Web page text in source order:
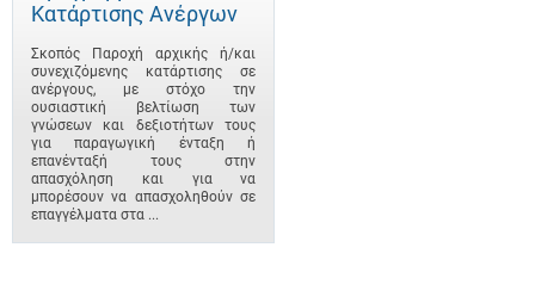
Κατάρτισης Ανέργων
Σκοπός Παροχή αρχικής ή/και
συνεχιζόμενης κατάρτισης σε
ανέργους, με στόχο την
ουσιαστική βελτίωση των
γνώσεων και δεξιοτήτων τους
για παραγωγική ένταξη ή
επανένταξή τους στην
απασχόληση και για να
μπορέσουν να απασχοληθούν σε
επαγγέλματα στα ...